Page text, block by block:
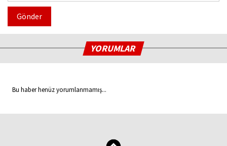
Gönder
YORUMLAR
Bu haber henüz yorumlanmamış...